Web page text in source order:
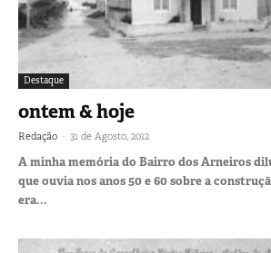
Destaque
ontem & hoje
Redação - 31 de Agosto, 2012
A minha memória do Bairro dos Arneiros
que ouvia nos anos 50 e 60 sobre a
era...